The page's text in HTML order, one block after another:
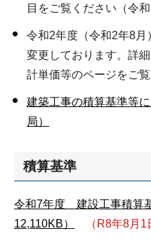
目をご覧ください（令和
令和2年度（令和2年8
変更しております。詳
計単価等のページをご覧
建築工事の積算基準等
局）
積算基準
令和7年度 建設工事積算
12,110KB）
（R8年8月